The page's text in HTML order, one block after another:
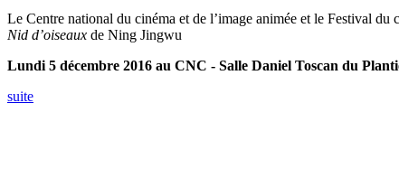
Le Centre national du cinéma et de l’image animée et le Festival
Nid d’oiseaux de Ning Jingwu
Lundi 5 décembre 2016 au CNC - Salle Daniel Toscan du
suite